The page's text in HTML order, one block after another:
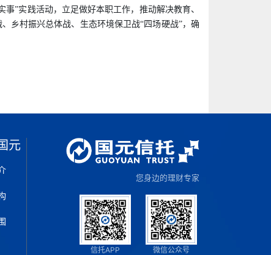
”实践活动，立足做好本职工作，推动解决教育、
乡村振兴总体战、生态环境保卫战“四场硬战”，确
元
您身边的理财专家
信托APP 微信公众号